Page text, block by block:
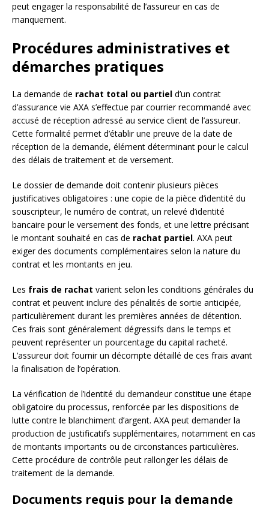
peut engager la responsabilité de l’assureur en cas de
manquement.
Procédures administratives et
démarches pratiques
La demande de rachat total ou partiel d’un contrat
d’assurance vie AXA s’effectue par courrier recommandé avec
accusé de réception adressé au service client de l’assureur.
Cette formalité permet d’établir une preuve de la date de
réception de la demande, élément déterminant pour le calcul
des délais de traitement et de versement.
Le dossier de demande doit contenir plusieurs pièces
justificatives obligatoires : une copie de la pièce d’identité du
souscripteur, le numéro de contrat, un relevé d’identité
bancaire pour le versement des fonds, et une lettre précisant
le montant souhaité en cas de rachat partiel. AXA peut
exiger des documents complémentaires selon la nature du
contrat et les montants en jeu.
Les frais de rachat varient selon les conditions générales du
contrat et peuvent inclure des pénalités de sortie anticipée,
particulièrement durant les premières années de détention.
Ces frais sont généralement dégressifs dans le temps et
peuvent représenter un pourcentage du capital racheté.
L’assureur doit fournir un décompte détaillé de ces frais avant
la finalisation de l’opération.
La vérification de l’identité du demandeur constitue une étape
obligatoire du processus, renforcée par les dispositions de
lutte contre le blanchiment d’argent. AXA peut demander la
production de justificatifs supplémentaires, notamment en cas
de montants importants ou de circonstances particulières.
Cette procédure de contrôle peut rallonger les délais de
traitement de la demande.
Documents requis pour la demande